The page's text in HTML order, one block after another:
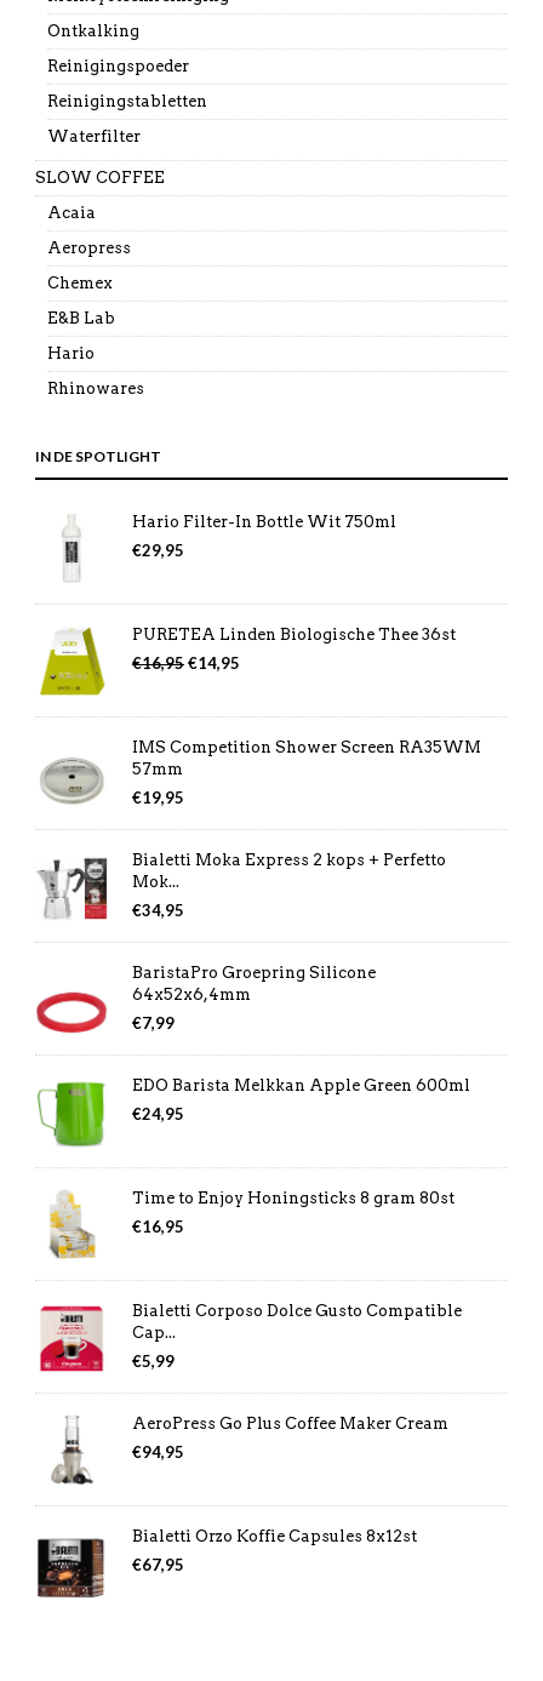
Ontkalking
Reinigingspoeder
Reinigingstabletten
Waterfilter
SLOW COFFEE
Acaia
Aeropress
Chemex
E&B Lab
Hario
Rhinowares
IN DE SPOTLIGHT
Hario Filter-In Bottle Wit 750ml
€29,95
PURETEA Linden Biologische Thee 36st
€16,95 Oorspronkelijke
€14,95Huidige
IMS Competition Shower Screen RA35WM
57mm
€19,95
Bialetti Moka Express 2 kops + Perfetto
Mok...
€34,95
BaristaPro Groepring Silicone
64x52x6,4mm
€7,99
EDO Barista Melkkan Apple Green 600ml
€24,95
Time to Enjoy Honingsticks 8 gram 80st
€16,95
Bialetti Corposo Dolce Gusto Compatible
Cap...
€5,99
AeroPress Go Plus Coffee Maker Cream
€94,95
Bialetti Orzo Koffie Capsules 8x12st
€67,95